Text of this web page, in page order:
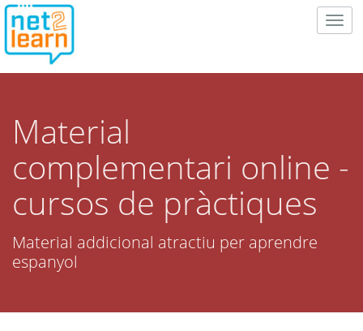
Material
complementari online -
cursos de pràctiques
Material addicional atractiu per aprendre
espanyol